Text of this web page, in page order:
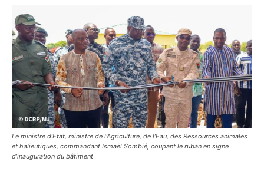
Le ministre d’Etat, ministre de l’Agriculture, de l’Eau, des Ressources animales
et halieutiques, commandant Ismaël Sombié, coupant le ruban en signe
d’inauguration du bâtiment